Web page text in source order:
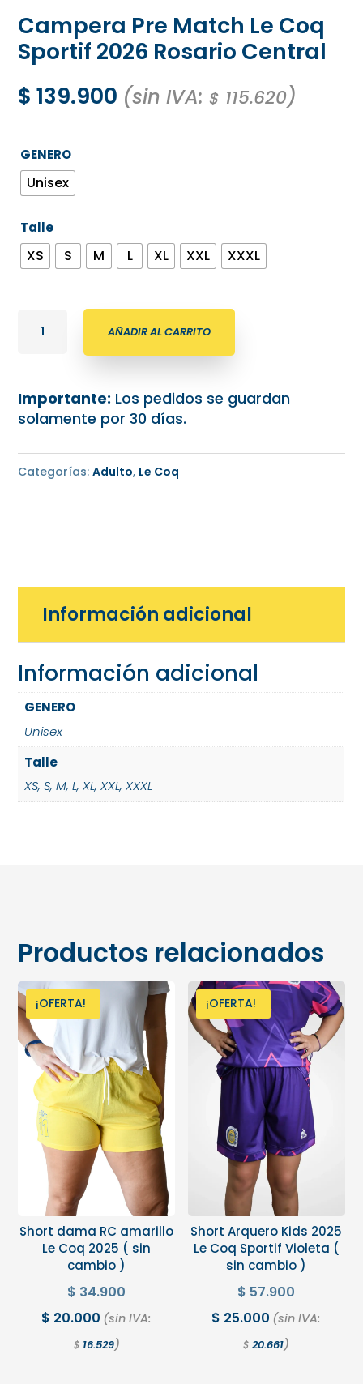
Campera Pre Match Le Coq
Sportif 2026 Rosario Central
$ 139.900 (sin IVA: $ 115.620)
GENERO
Unisex
Talle
XS S M L XL XXL XXXL
Coq
Sportif
Central
AÑADIR AL CARRITO
Importante: Los pedidos se guardan
solamente por 30 días.
Categorías:Adulto, Le Coq
Información adicional
Información adicional
GENERO
Unisex
Talle
XS, S, M, L, XL, XXL, XXXL
Productos relacionados
¡OFERTA!
Short dama RC amarillo
Le Coq 2025 ( sin
cambio )
$34.900
$ 20.000 (sin IVA:
$ 16.529)
¡OFERTA!
Short Arquero Kids 2025
Le Coq Sportif Violeta (
sin cambio )
$57.900
$ 25.000 (sin IVA:
$ 20.661)